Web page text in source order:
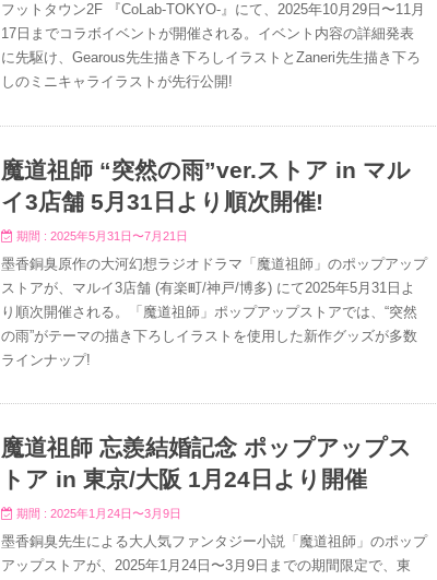
フットタウン2F 『CoLab-TOKYO-』にて、2025年10月29日〜11月
17日までコラボイベントが開催される。イベント内容の詳細発表
に先駆け、Gearous先生描き下ろしイラストとZaneri先生描き下ろ
しのミニキャライラストが先行公開!
魔道祖師 “突然の雨”ver.ストア in マル
イ3店舗 5月31日より順次開催!
期間 : 2025年5月31日〜7月21日
墨香銅臭原作の大河幻想ラジオドラマ「魔道祖師」のポップアップ
ストアが、マルイ3店舗 (有楽町/神戸/博多) にて2025年5月31日よ
り順次開催される。「魔道祖師」ポップアップストアでは、“突然
の雨”がテーマの描き下ろしイラストを使用した新作グッズが多数
ラインナップ!
魔道祖師 忘羨結婚記念 ポップアップス
トア in 東京/大阪 1月24日より開催
期間 : 2025年1月24日〜3月9日
墨香銅臭先生による大人気ファンタジー小説「魔道祖師」のポップ
アップストアが、2025年1月24日〜3月9日までの期間限定で、東